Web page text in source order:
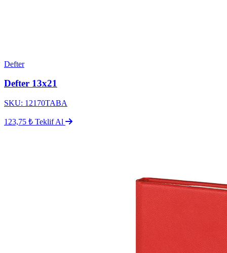
Defter
Defter 13x21
SKU: 12170TABA
123,75 ₺ Teklif Al